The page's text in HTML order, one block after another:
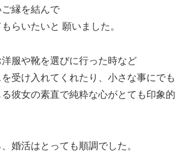
縁を結んで
らいたいと 願いました。
服や靴を選びに行った時など
受け入れてくれたり、小さな事にでも
彼女の素直で純粋な心がとても印象的
婚活はとっても順調でした。